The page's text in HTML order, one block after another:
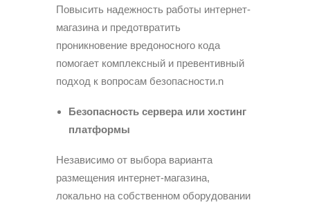
Повысить надежность работы интернет-
магазина и предотвратить
проникновение вредоносного кода
помогает комплексный и превентивный
подход к вопросам безопасности.n
Безопасность сервера или хостинг
платформы
Независимо от выбора варианта
размещения интернет-магазина,
локально на собственном оборудовании